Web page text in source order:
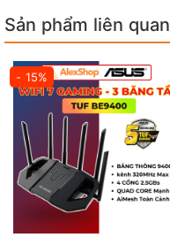
Sản phẩm liên quan
- 15%